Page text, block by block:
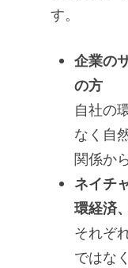
す。
企業の
の方
自社の
なく自
関係か
ネイチ
環経済
それぞ
ではな